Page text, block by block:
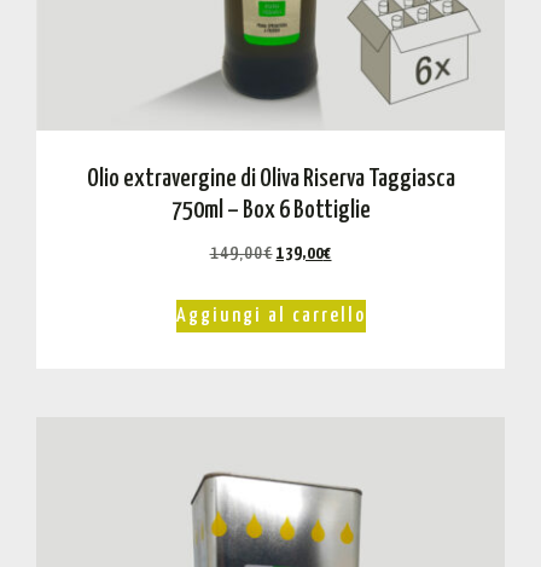
Olio extravergine di Oliva Riserva Taggiasca
750ml – Box 6 Bottiglie
149,00€ 139,00€
Aggiungi al carrello